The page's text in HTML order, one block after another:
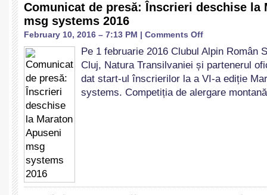
Comunicat de presă: Înscrieri deschise la
msg systems 2016
February 10, 2016 – 7:13 PM | Comments Offon
de
presă:
Înscrieri
la
Pe 1 februarie 2016 Clubul Alpin Român
Cluj, Natura Transilvaniei și partenerul
dat start-ul înscrierilor la a VI-a ediție
systems. Competiția de alergare